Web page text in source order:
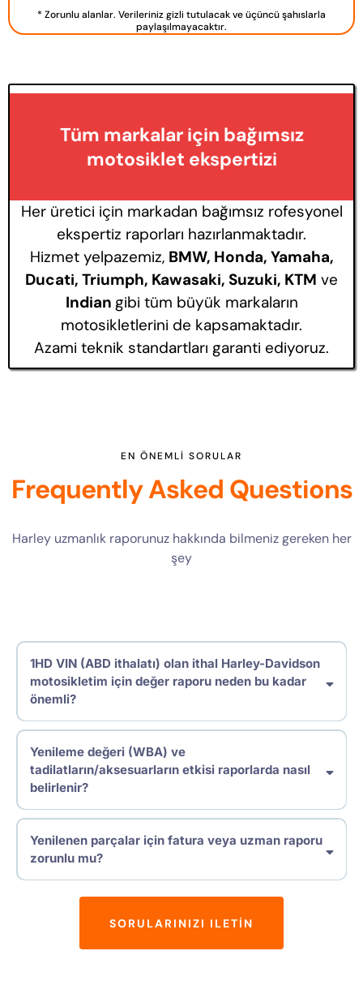
* Zorunlu alanlar. Verileriniz gizli tutulacak ve üçüncü şahıslarla
paylaşılmayacaktır.
Tüm markalar için bağımsız
motosiklet ekspertizi
Her üretici için markadan bağımsız rofesyonel
ekspertiz raporları hazırlanmaktadır.
Hizmet yelpazemiz, BMW, Honda, Yamaha,
Ducati, Triumph, Kawasaki, Suzuki, KTM ve
Indian gibi tüm büyük markaların
motosikletlerini de kapsamaktadır.
Azami teknik standartları garanti ediyoruz.
EN ÖNEMLI SORULAR
Frequently Asked Questions
Harley uzmanlık raporunuz hakkında bilmeniz gereken her
şey
1HD VIN (ABD ithalatı) olan ithal Harley-Davidson
motosikletim için değer raporu neden bu kadar
önemli?
Yenileme değeri (WBA) ve
tadilatların/aksesuarların etkisi raporlarda nasıl
belirlenir?
Yenilenen parçalar için fatura veya uzman raporu
zorunlu mu?
SORULARINIZI ILETIN